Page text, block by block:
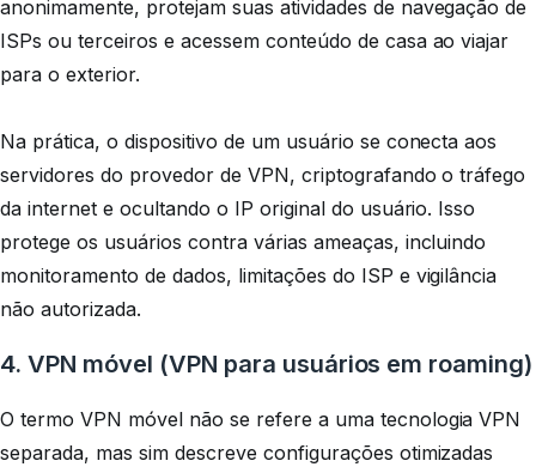
anonimamente, protejam suas atividades de navegação de
ISPs ou terceiros e acessem conteúdo de casa ao viajar
para o exterior.
Na prática, o dispositivo de um usuário se conecta aos
servidores do provedor de VPN, criptografando o tráfego
da internet e ocultando o IP original do usuário. Isso
protege os usuários contra várias ameaças, incluindo
monitoramento de dados, limitações do ISP e vigilância
não autorizada.
4. VPN móvel (VPN para usuários em roaming)
O termo VPN móvel não se refere a uma tecnologia VPN
separada, mas sim descreve configurações otimizadas